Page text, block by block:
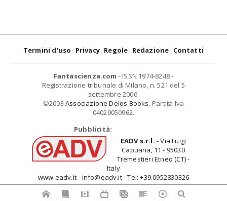
Termini d'uso Privacy Regole Redazione Contatti
Fantascienza.com - ISSN 1974-8248 -
Registrazione tribunale di Milano, n. 521 del 5
settembre 2006.
©2003 Associazione Delos Books. Partita Iva
04029050962.
Pubblicità:
EADV s.r.l. - Via Luigi
Capuana, 11 - 95030
Tremestieri Etneo (CT) -
Italy
www.eadv.it - info@eadv.it - Tel: +39.0952830326